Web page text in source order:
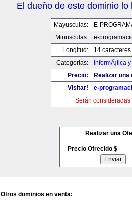
El dueño de este dominio lo
Mayusculas:
E-
Minusculas:
e-
Longitud:
14 caracteres
Categorias:
InformÃ¡tica
Precio:
Realizar una
Visitar!
e-
Serán consideradas
Realizar una
Precio Ofrecido $
Otros dominios en venta: